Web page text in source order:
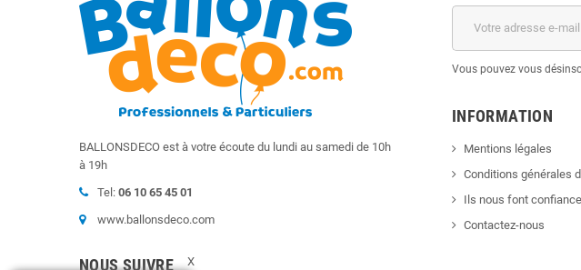
BALLONSDECO est à votre écoute du lundi au samedi de 10h
à 19h
Tel: 06 10 65 45 01
www.ballonsdeco.com
NOUS SUIVRE
Vous pouvez vous
INFORMATION
Mentions légales
Conditions générales
Ils nous font confiance
Contactez-nous
X